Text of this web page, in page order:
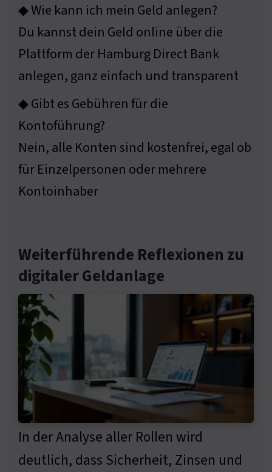
◆ Wie kann ich mein Geld anlegen?
Du kannst dein Geld online über die
Plattform der Hamburg Direct Bank
anlegen, ganz einfach und transparent
◆ Gibt es Gebühren für die
Kontoführung?
Nein, alle Konten sind kostenfrei, egal ob
für Einzelpersonen oder mehrere
Kontoinhaber
Weiterführende Reflexionen zu
digitaler Geldanlage
In der Analyse aller Rollen wird
deutlich, dass Sicherheit, Zinsen und